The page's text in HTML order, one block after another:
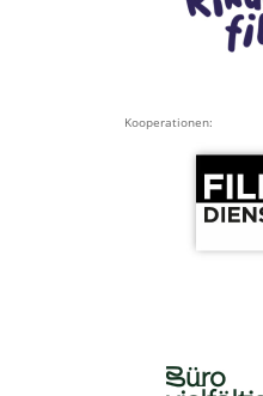
Kooperationen: